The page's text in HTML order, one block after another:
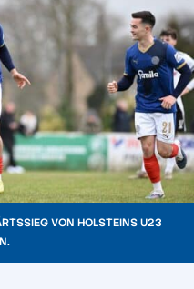
VON HOLSTEINS U23